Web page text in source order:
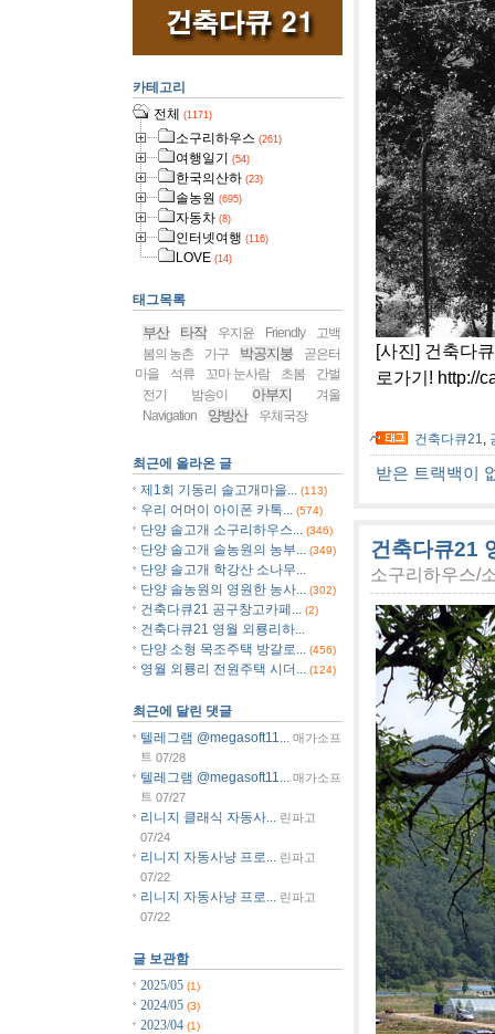
[사진] 건축다
로가기! http://
건축다큐21,
받은 트랙백이
건축다큐21
소구리하우스/
카테고리
전체 (1171)
소구리하우스 (261)
여행일기 (54)
한국의산하 (23)
솔농원 (695)
자동차 (8)
인터넷여행 (116)
LOVE (14)
태그목록
부산 타작 우지윤 Friendly
고백
봄의 농촌
가구 박공지붕
곧은터
마을
석류 꼬마 눈사람 초봄
간벌
전기
밤송이 아부지
겨울
Navigation
양방산 우체국장
최근에 올라온 글
제1회 기동리 솔고개마을...
(113)
우리 어머이 아이폰 카톡... (574)
단양 솔고개 소구리하우스... (346)
단양 솔고개 솔농원의 농부... (349)
단양 솔고개 학강산 소나무...
단양 솔농원의 영원한 농사...
(302)
건축다큐21 공구창고카페... (2)
건축다큐21 영월 외룡리하...
단양 소형 목조주택 방갈로...
(456)
영월 외룡리 전원주택 시더... (124)
최근에 달린 댓글
텔레그램 @megasoft11...
매가소프
트 07/28
텔레그램 @megasoft11... 매가소프
트 07/27
리니지 클래식 자동사...
린파고
07/24
리니지 자동사냥 프로...
린파고
07/22
리니지 자동사냥 프로...
린파고
07/22
글 보관함
2025/05 (1)
2024/05 (3)
2023/04 (1)